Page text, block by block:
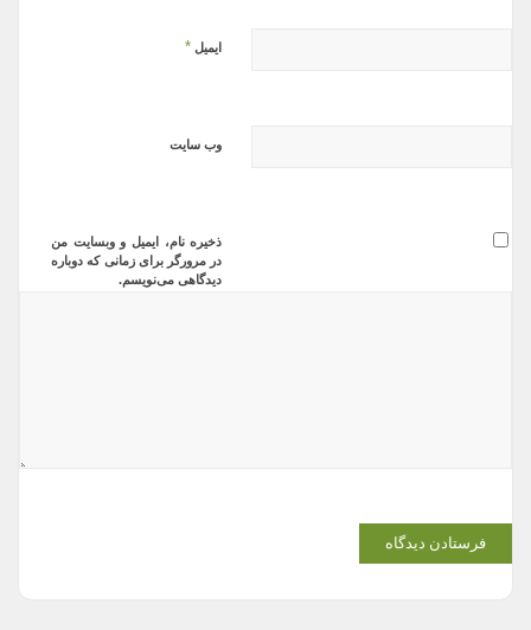
ایمیل *
وب‌ سایت
ذخیره نام، ایمیل و وبسایت من
در مرورگر برای زمانی که دوباره
دیدگاهی می‌نویسم.